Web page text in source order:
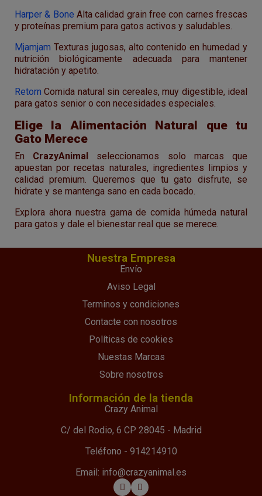
Harper & Bone Alta calidad grain free con carnes frescas
y proteínas premium para gatos activos y saludables.
Mjamjam Texturas jugosas, alto contenido en humedad y
nutrición biológicamente adecuada para mantener
hidratación y apetito.
Retorn Comida natural sin cereales, muy digestible, ideal
para gatos senior o con necesidades especiales.
Elige la Alimentación Natural que tu
Gato Merece
En CrazyAnimal
seleccionamos solo marcas que
apuestan por recetas naturales, ingredientes limpios y
calidad premium. Queremos que tu gato disfrute, se
hidrate y se mantenga sano en cada bocado.
Explora ahora nuestra gama de comida húmeda natural
para gatos y dale el bienestar real que se merece.
Nuestra Empresa
Envío
Aviso Legal
Terminos y condiciones
Contacte con nosotros
Políticas de cookies
Nuestas Marcas
Sobre nosotros
Información de la tienda
Crazy Animal
C/ del Rodio, 6 CP 28045 - Madrid
Teléfono - 914214910
Email: info@crazyanimal.es